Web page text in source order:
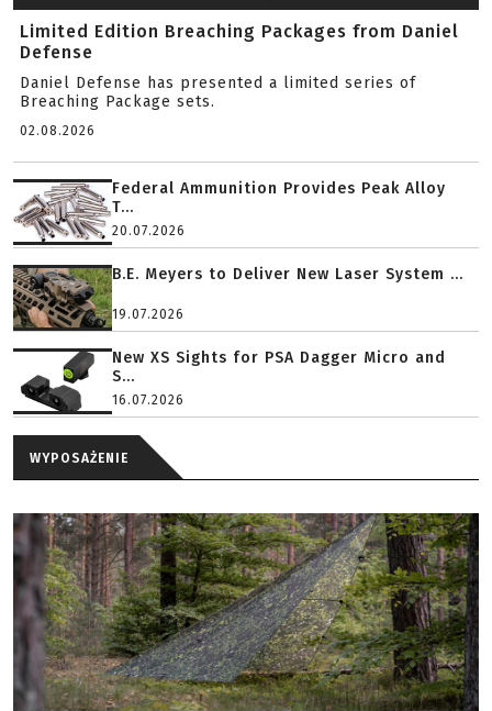
Limited Edition Breaching Packages from Daniel
Defense
Daniel Defense has presented a limited series of
Breaching Package sets.
02.08.2026
Federal Ammunition Provides Peak Alloy
T...
20.07.2026
B.E. Meyers to Deliver New Laser System ...
19.07.2026
New XS Sights for PSA Dagger Micro and
S...
16.07.2026
WYPOSAŻENIE